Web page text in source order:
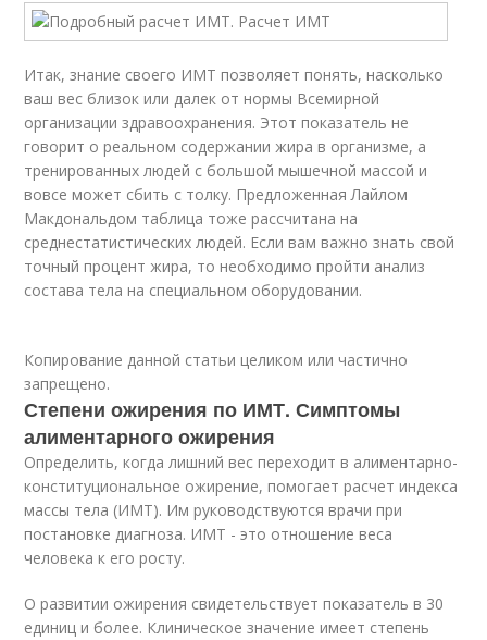
Итак, знание своего ИМТ позволяет понять, насколько
ваш вес близок или далек от нормы Всемирной
организации здравоохранения. Этот показатель не
говорит о реальном содержании жира в организме, а
тренированных людей с большой мышечной массой и
вовсе может сбить с толку. Предложенная Лайлом
Макдональдом таблица тоже рассчитана на
среднестатистических людей. Если вам важно знать свой
точный процент жира, то необходимо пройти анализ
состава тела на специальном оборудовании.
Копирование данной статьи целиком или частично
запрещено.
Степени ожирения по ИМТ. Симптомы
алиментарного ожирения
Определить, когда лишний вес переходит в алиментарно-
конституциональное ожирение, помогает расчет индекса
массы тела (ИМТ). Им руководствуются врачи при
постановке диагноза. ИМТ - это отношение веса
человека к его росту.
О развитии ожирения свидетельствует показатель в 30
единиц и более. Клиническое значение имеет степень